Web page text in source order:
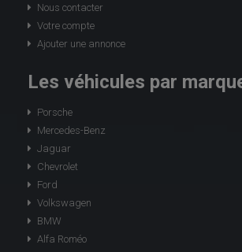
Nous contacter
Votre compte
Ajouter une annonce
Les véhicules par
Porsche
Mercedes-Benz
Jaguar
Chevrolet
Ford
Volkswagen
BMW
Alfa Roméo